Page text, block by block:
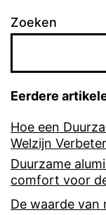
Zoeken
Eerdere
Hoe een
Welzijn
Duurzame
comfort voor
De waarde van